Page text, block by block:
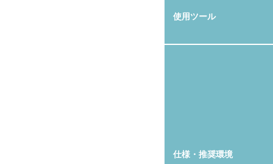
使用ツール
仕様・推奨環境